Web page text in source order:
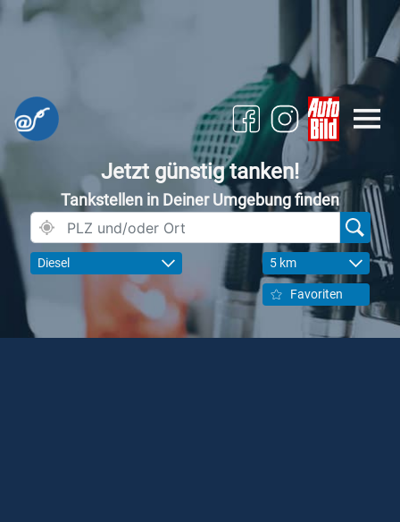
Jetzt günstig tanken!
Tankstellen in Deiner Umgebung finden
Diesel 5 km
Favoriten